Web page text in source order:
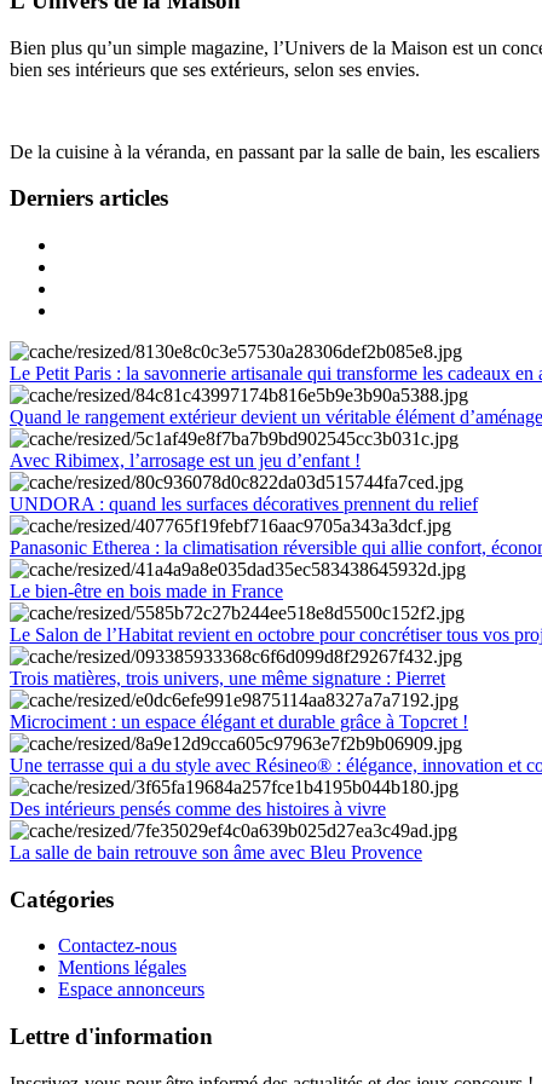
Bien plus qu’un simple magazine, l’Univers de la Maison est un
bien ses intérieurs que ses extérieurs, selon ses envies.
De la cuisine à la véranda, en passant par la salle de bain, les
Derniers articles
Le Petit Paris : la savonnerie artisanale qui transforme les cadeaux en
Quand le rangement extérieur devient un véritable élément
Avec Ribimex, l’arrosage est un jeu d’enfant !
UNDORA : quand les surfaces décoratives prennent du relief
Panasonic Etherea : la climatisation réversible qui allie confort,
Le bien-être en bois made in France
Le Salon de l’Habitat revient en octobre pour concrétiser tous vos
Trois matières, trois univers, une même signature : Pierret
Microciment : un espace élégant et durable grâce à Topcret !
Une terrasse qui a du style avec Résineo® : élégance, innovation et
Des intérieurs pensés comme des histoires à vivre
La salle de bain retrouve son âme avec Bleu Provence
Catégories
Contactez-nous
Mentions légales
Espace annonceurs
Lettre d'information